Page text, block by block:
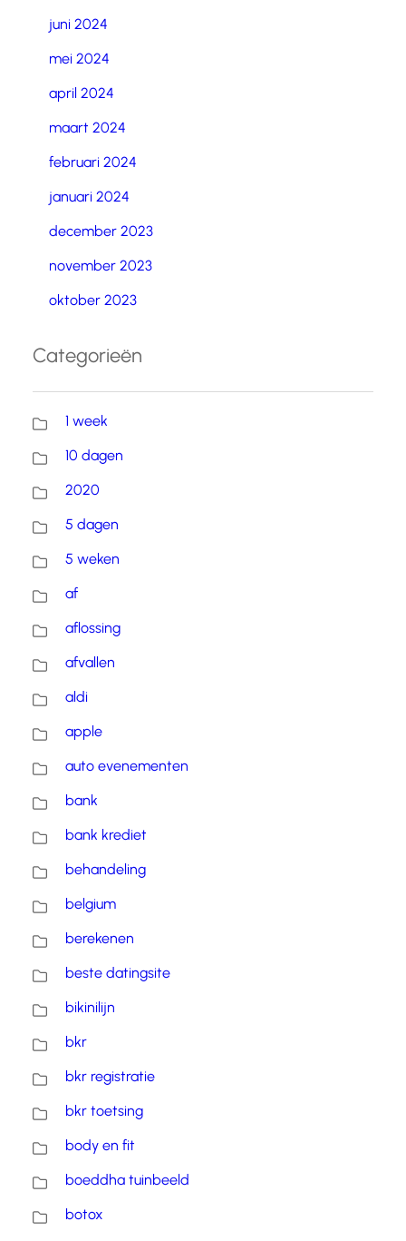
juni 2024
mei 2024
april 2024
maart 2024
februari 2024
januari 2024
december 2023
november 2023
oktober 2023
Categorieën
1 week
10 dagen
2020
5 dagen
5 weken
af
aflossing
afvallen
aldi
apple
auto evenementen
bank
bank krediet
behandeling
belgium
berekenen
beste datingsite
bikinilijn
bkr
bkr registratie
bkr toetsing
body en fit
boeddha tuinbeeld
botox